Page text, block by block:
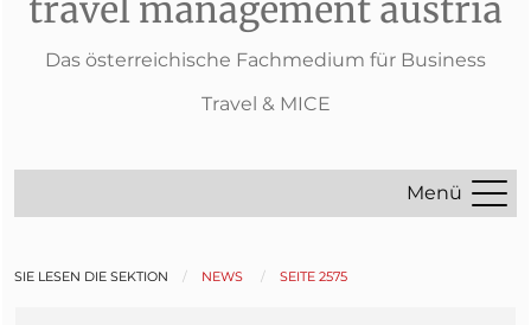
travel management austria
Das österreichische Fachmedium für Business
Travel & MICE
Menü
SIE LESEN DIE SEKTION NEWS SEITE 2575